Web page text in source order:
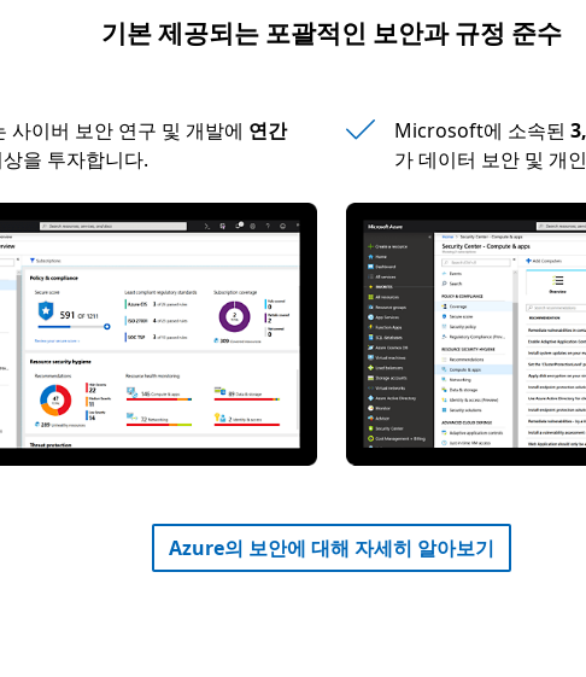
기본 제공되는 포괄적인 보안과 규정 준수
이버 보안 연구 및 개발에 연간
을 투자합니다.
Microsoft에 소속된
가 데이터 보안 및 개
Azure의 보안에 대해 자세히 알아보기